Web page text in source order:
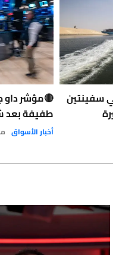
سفينتين
🔴مؤشر
طفيفة بعد
أخبار الأسواق